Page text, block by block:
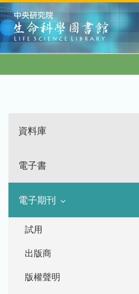
:::
資料庫
電子書
電子期刊
試用
出版商
版權聲明